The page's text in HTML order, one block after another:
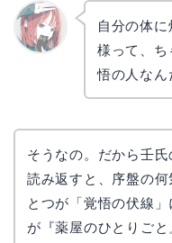
自分の体
様って、ち
悟の人なん
そうなの。だから壬
読み返すと、序盤の
とつが「覚悟の伏線
が『薬屋のひとりご